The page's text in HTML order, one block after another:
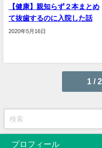
【健康】親知らず２本まとめ
て抜歯するのに入院した話
2020年5月16日
1 / 2
プロフィール